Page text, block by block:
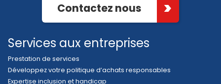
Contactez nous
Services aux entreprises
Prestation de services
Développez votre politique d’achats responsables
Expertise inclusion et handicap